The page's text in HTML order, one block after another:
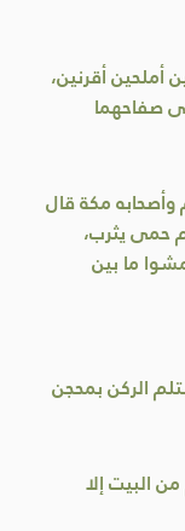
أقرنين،
صفاحهما
مكة قال
حمى يثرب،
ما بين
الركن بمحجن
البيت إلا